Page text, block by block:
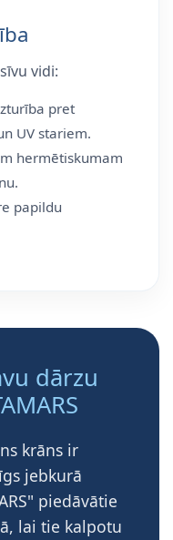
vidi:
pret
UV stariem.
hermētiskumam
papildu
dārzu
krāns ir
jebkurā
piedāvātie
lai tie kalpotu